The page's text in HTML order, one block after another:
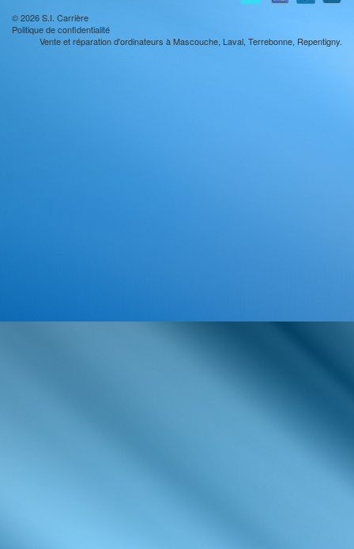
© 2026S.I. Carrière
Politique de confidentialité
Vente et réparation d'ordinateurs à Mascouche, Laval, Terrebonne, Repentigny.